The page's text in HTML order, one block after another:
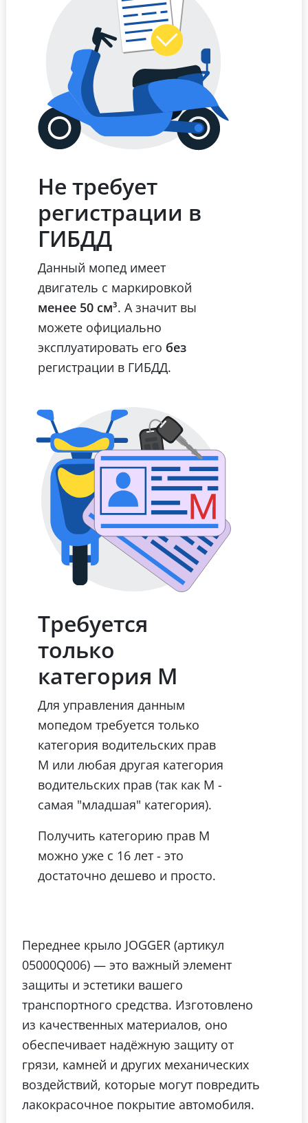
Не требует
регистрации в
ГИБДД
Данный мопед имеет
двигатель с маркировкой
менее 50 см³. А значит вы
можете официально
эксплуатировать его без
регистрации в ГИБДД.
Требуется
только
категория М
Для управления данным
мопедом требуется только
категория водительских прав
М или любая другая категория
водительских прав (так как М -
самая "младшая" категория).
Получить категорию прав М
можно уже с 16 лет - это
достаточно дешево и просто.
Переднее крыло JOGGER (артикул
05000Q006) — это важный элемент
защиты и эстетики вашего
транспортного средства. Изготовлено
из качественных материалов, оно
обеспечивает надёжную защиту от
грязи, камней и других механических
воздействий, которые могут повредить
лакокрасочное покрытие автомобиля.